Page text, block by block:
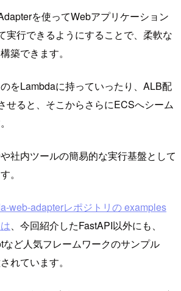
を使ってWebアプリケーション
実行できるようにすることで、柔軟な
築できます。
をLambdaに持っていったり、ALB配
せると、そこからさらにECSへシーム
社内ツールの簡易的な実行基盤として
。
web-adapterレポジトリの examples
、今回紹介したFastAPI以外にも、
ど人気フレームワークのサンプル
れています。